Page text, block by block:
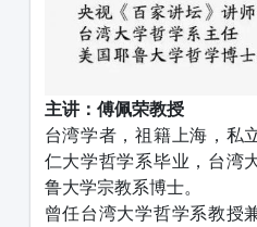
主讲：傅佩荣教授
台湾学者，祖籍上海，私
仁大学哲学系毕业，台湾
鲁大学宗教系博士。
曾任台湾大学哲学系教授